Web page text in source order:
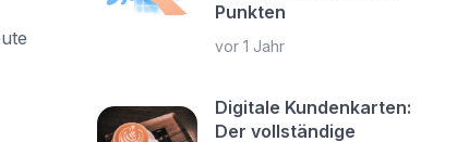
Punkten
vor 1 Jahr
Digitale Kundenkarten:
Der vollständige